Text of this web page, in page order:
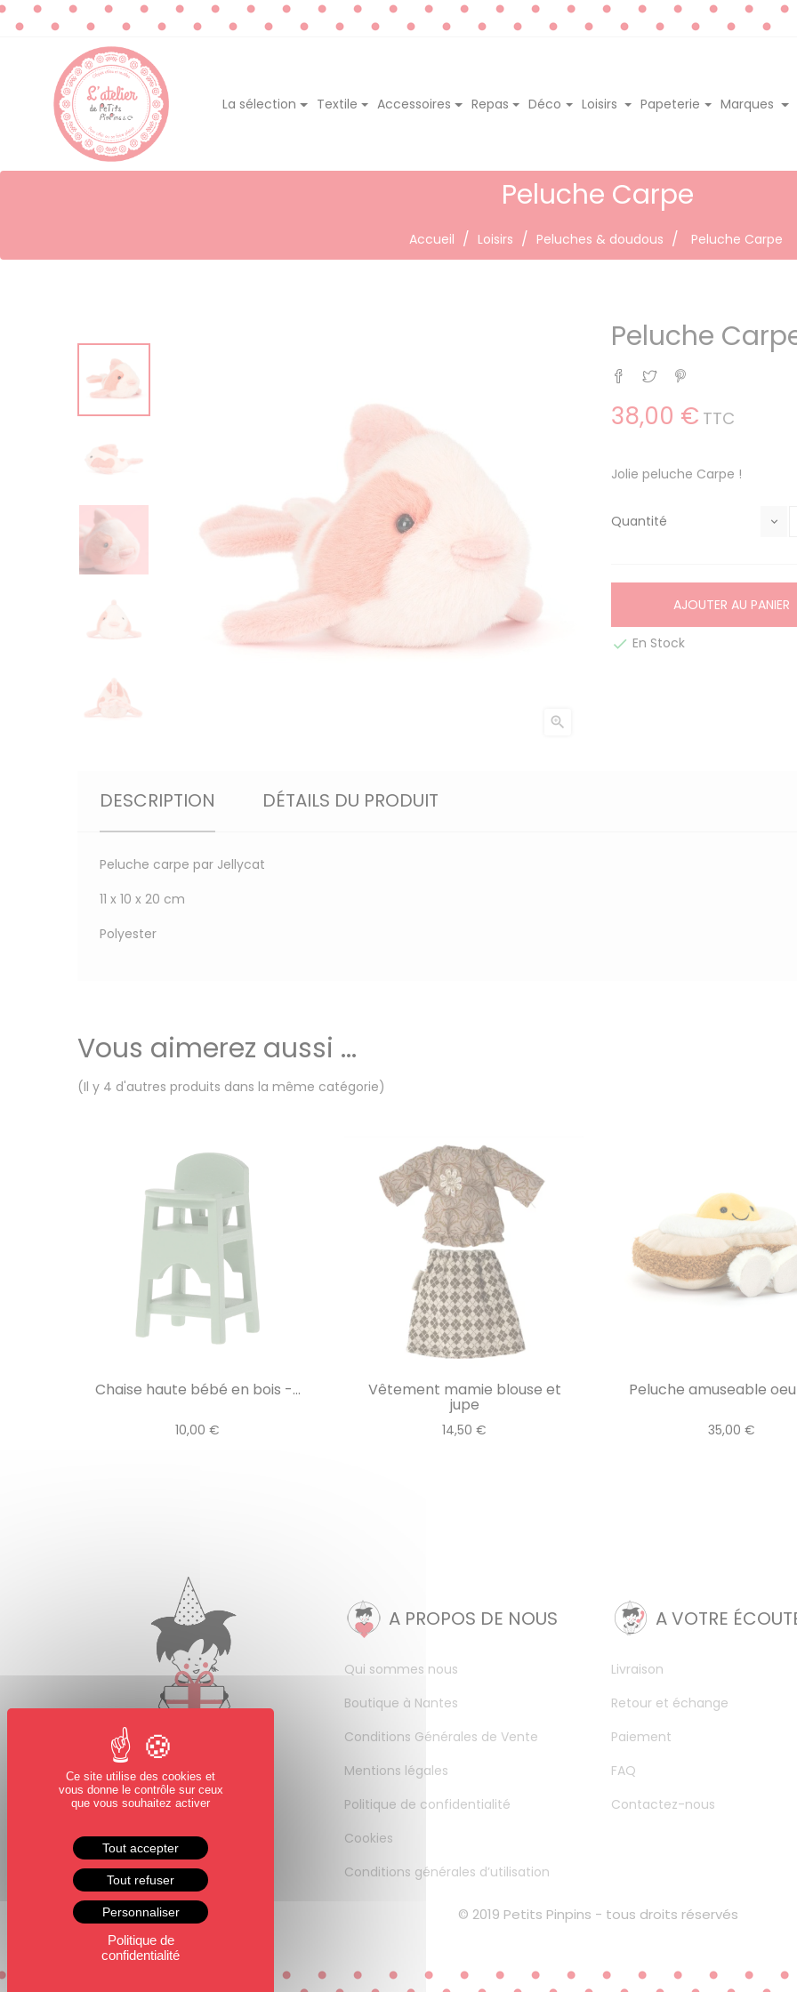
La sélection Textile Accessoires Repas Déco Loisirs Papeterie Marques
Peluche Carpe
Accueil Loisirs Peluches & doudous Peluche Carpe

Peluche
Partager
Tweet
38,00 € TTC
Jolie peluche Carpe !
Quantité
AJOUTER AU PANIER
 En Stock
DESCRIPTION DÉTAILS DU PRODUIT
Peluche carpe par Jellycat
11 x 10 x 20 cm
Polyester
Vous aimerez aussi ...
(Il y 4 d'autres produits dans la même catégorie)
Chaise haute bébé en bois -...
10,00 €
Vêtement mamie blouse et
jupe
14,50 €
Peluche amuseable
35,00 €
A PROPOS DE NOUS
Qui sommes nous
Boutique à Nantes
Conditions Générales de Vente
Mentions légales
Politique de confidentialité
Cookies
Conditions générales d’utilisation
A VOTRE
Livraison
Retour et échange
Paiement
FAQ
Contactez-nous
© 2019 Petits Pinpins - tous droits réservés
Ce site utilise des cookies et
vous donne le contrôle sur ceux
que vous souhaitez activer
Tout accepter
Tout refuser
Personnaliser
Politique de
confidentialité